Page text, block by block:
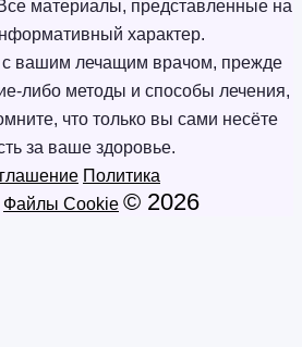
материалы, представленные на
характер.
с вашим лечащим врачом, прежде
либо методы и способы лечения,
что только вы сами несёте
за ваше здоровье.
Политика
Файлы Cookie © 2026